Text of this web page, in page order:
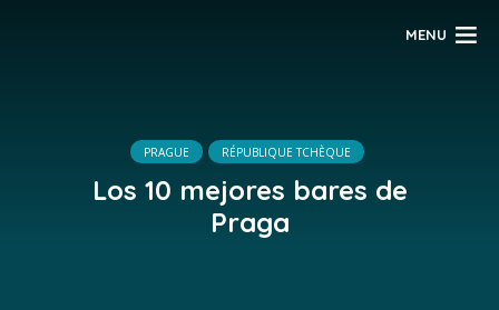
MENU
PRAGUE RÉPUBLIQUE TCHÈQUE
Los 10 mejores bares de
Praga